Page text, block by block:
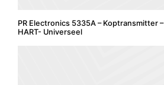
PR Electronics 5335A – Koptransmitter –
HART- Universeel